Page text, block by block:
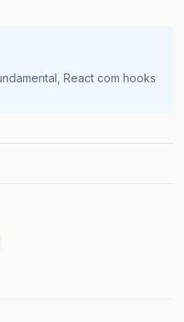
React com hooks